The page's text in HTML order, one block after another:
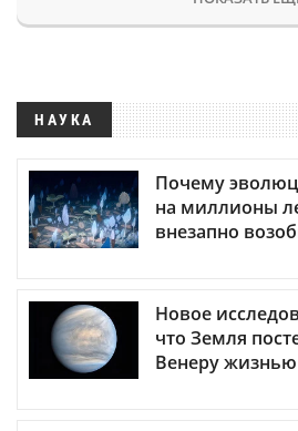
НАУКА
Почему
на миллионы
внезапно
Новое
что Земля
Венеру жизнью